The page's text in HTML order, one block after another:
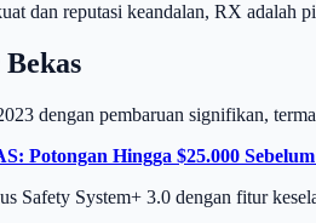
dan reputasi keandalan, RX adalah
dengan pembaruan signifikan,
Potongan Hingga $25.000
Safety System+ 3.0 dengan fitur